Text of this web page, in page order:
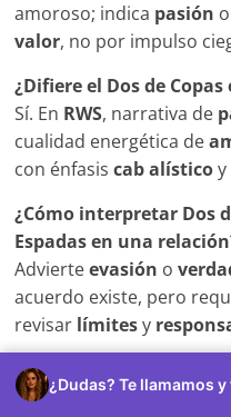
amoroso; indica pasión
valor, no por impulso
¿Difiere el Dos de
Sí. En RWS, narrativa de
cualidad energética de
con énfasiscab alísticoy
¿Cómo interpretar Dos
Espadas en una
Advierteevasión o
acuerdo existe, pero
revisar límitesy
¿Cuándo usar esta
Cuando la consulta
¿Dudas? Te llamamos